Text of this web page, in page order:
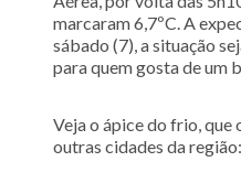
marcaram 6,7ºC. A
sábado (7), a situação
para quem gosta de um
Veja o ápice do frio, que
outras cidades da região: